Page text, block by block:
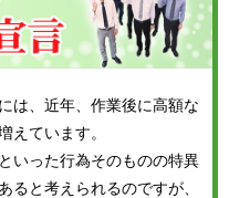
は、近年、作業後に高額な
えています。
いった行為そのものの特異
ると考えられるのですが、